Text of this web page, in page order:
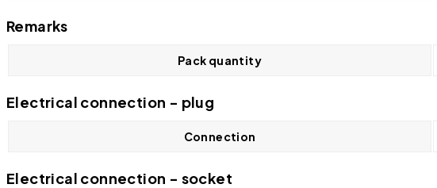
Remarks
Pack quantity
Electrical connection - plug
Connection
Electrical connection - socket